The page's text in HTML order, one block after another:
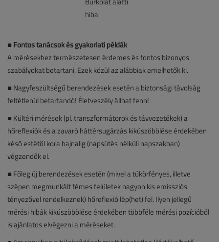
■ Fontos tanácsok és gyakorlati példák
A mérésekhez természetesen érdemes és fontos bizonyos
szabályokat betartani. Ezek közül az alábbiak emelhetők ki.
■ Nagyfeszültségű berendezések esetén a biztonsági távolság
feltétlenül betartandó! Életveszély állhat fenn!
■ Kültéri mérések (pl. transzformátorok és távvezetékek) a
hőreflexiók és a zavaró háttérsugárzás kiküszöbölése érdekében
késő estétől kora hajnalig (napsütés nélküli napszakban)
végzendők el.
■ Főleg új berendezések esetén (mivel a tükörfényes, illetve
szépen megmunkált fémes felületek nagyon kis emissziós
tényezővel rendelkeznek) hőreflexió lép(het) fel. Ilyen jellegű
mérési hibák kiküszöbölése érdekében többféle mérési pozícióból
is ajánlatos elvégezni a méréseket.